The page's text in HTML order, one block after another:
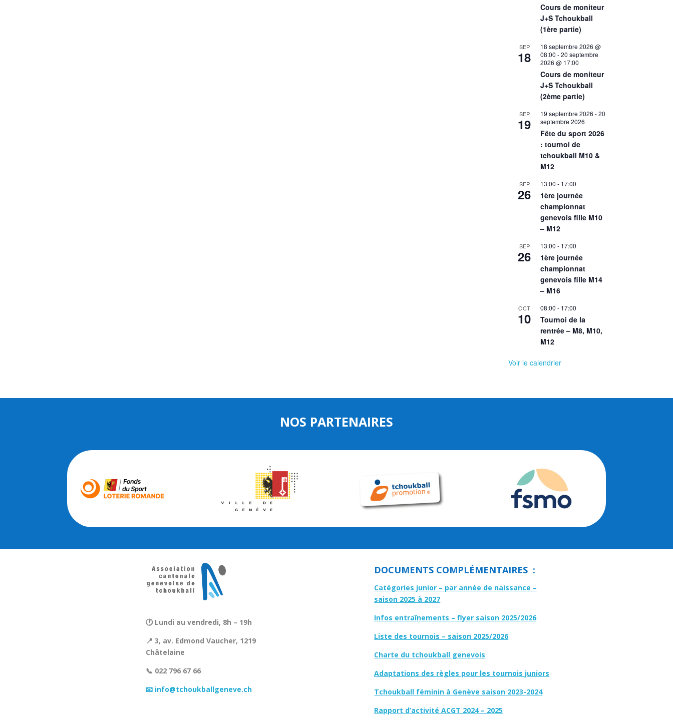
Cours de moniteur
J+S Tchoukball
(1ère partie)
SEP
18
18 septembre 2026 @
08:00 -20 septembre
2026 @ 17:00
Cours de moniteur
J+S Tchoukball
(2ème partie)
SEP
19
19 septembre 2026 -20
septembre 2026
Fête du sport 2026
: tournoi de
tchoukball M10 &
M12
SEP
26
13:00 - 17:00
1ère journée
championnat
genevois fille M10
– M12
SEP
26
13:00 - 17:00
1ère journée
championnat
genevois fille M14
– M16
OCT
10
08:00 - 17:00
Tournoi de la
rentrée – M8, M10,
M12
Voir le calendrier
NOS PARTENAIRES
🕐 Lundi au vendredi, 8h – 19h
📍 3, av. Edmond Vaucher, 1219
Châtelaine
📞 022 796 67 66
📧 info@tchoukballgeneve.ch
DOCUMENTS COMPLÉMENTAIRES :
Catégories junior – par année de naissance –
saison 2025 à 2027
Infos entraînements – flyer saison 2025/2026
Liste des tournois – saison 2025/2026
Charte du tchoukball genevois
Adaptations des règles pour les tournois juniors
Tchoukball féminin à Genève saison 2023-2024
Rapport d’activité ACGT 2024 – 2025